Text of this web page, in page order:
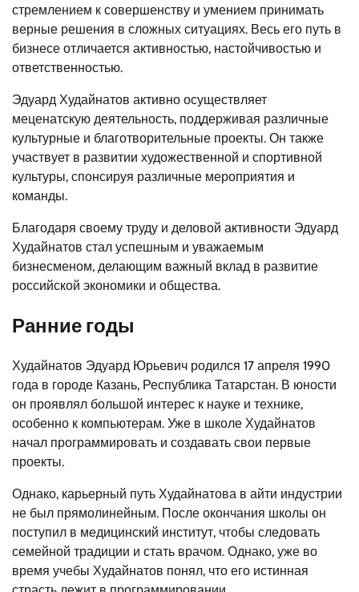
стремлением к совершенству и умением принимать
верные решения в сложных ситуациях. Весь его путь в
бизнесе отличается активностью, настойчивостью и
ответственностью.
Эдуард Худайнатов активно осуществляет
меценатскую деятельность, поддерживая различные
культурные и благотворительные проекты. Он также
участвует в развитии художественной и спортивной
культуры, спонсируя различные мероприятия и
команды.
Благодаря своему труду и деловой активности Эдуард
Худайнатов стал успешным и уважаемым
бизнесменом, делающим важный вклад в развитие
российской экономики и общества.
Ранние годы
Худайнатов Эдуард Юрьевич родился 17 апреля 1990
года в городе Казань, Республика Татарстан. В юности
он проявлял большой интерес к науке и технике,
особенно к компьютерам. Уже в школе Худайнатов
начал программировать и создавать свои первые
проекты.
Однако, карьерный путь Худайнатова в айти индустрии
не был прямолинейным. После окончания школы он
поступил в медицинский институт, чтобы следовать
семейной традиции и стать врачом. Однако, уже во
время учебы Худайнатов понял, что его истинная